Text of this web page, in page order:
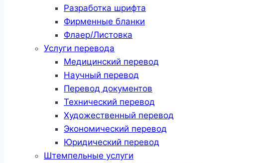
Разработка шрифта
Фирменные бланки
Флаер/Листовка
Услуги перевода
Медицинский перевод
Научный перевод
Перевод документов
Технический перевод
Художественный перевод
Экономический перевод
Юридический перевод
Штемпельные услуги